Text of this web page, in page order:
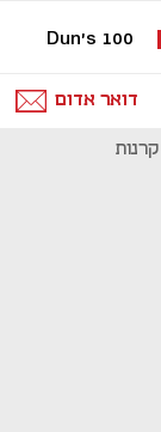
Dun's 100
דואר אדום
קרנות